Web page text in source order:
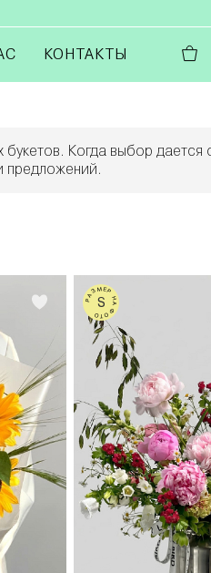
КОНТАКТЫ
Когда выбор дается
предложений.
РАЗМЕР НА ФОТО
S